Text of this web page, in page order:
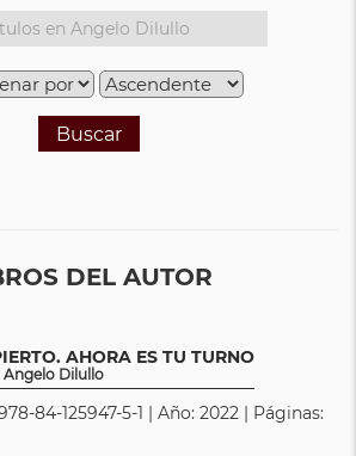
Buscar
DEL AUTOR
AHORA ES TU TURNO
Dilullo
84-125947-5-1 | Año: 2022 | Páginas: